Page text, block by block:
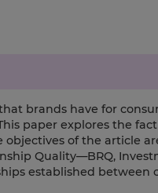
brands have for
paper explores the
of the article
Quality—BRQ,
established between